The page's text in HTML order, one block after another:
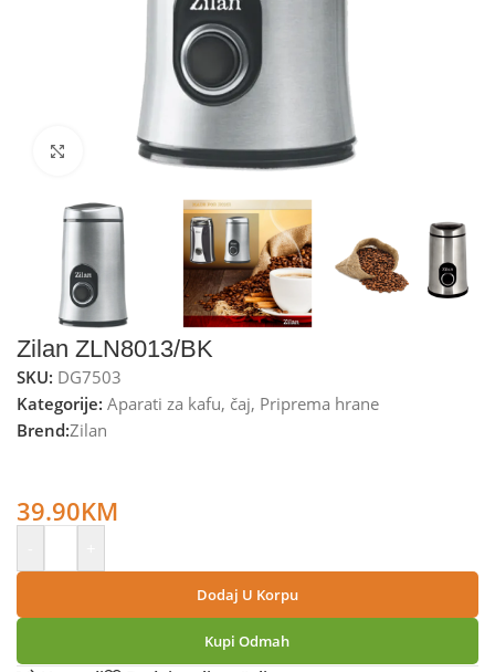
Kliknite za uvećanje
Zilan ZLN8013/BK
SKU: DG7503
Kategorije: Aparati za kafu, čaj, Priprema hrane
Brend:Zilan
39.90KM
Dodaj U Korpu
Kupi Odmah